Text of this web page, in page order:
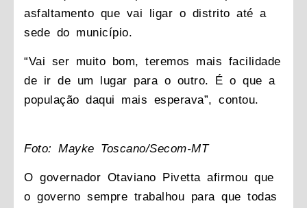
asfaltamento que vai ligar o distrito até a
sede do município.
“Vai ser muito bom, teremos mais facilidade
de ir de um lugar para o outro. É o que a
população daqui mais esperava”, contou.
Foto: Mayke Toscano/Secom-MT
O governador Otaviano Pivetta afirmou que
o governo sempre trabalhou para que todas